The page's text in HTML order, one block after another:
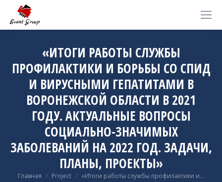
«ИТОГИ РАБОТЫ СЛУЖБЫ
ПРОФИЛАКТИКИ И БОРЬБЫ СО СПИД
И ВИРУСНЫМИ ГЕПАТИТАМИ В
ВОРОНЕЖСКОЙ ОБЛАСТИ В 2021
ГОДУ. АКТУАЛЬНЫЕ ВОПРОСЫ
СОЦИАЛЬНО-ЗНАЧИМЫХ
ЗАБОЛЕВАНИЙ НА 2022 ГОД. ЗАДАЧИ,
ПЛАНЫ, ПРОЕКТЫ»
Вы здесь:
Главная Project «Итоги работы службы профилактики и…